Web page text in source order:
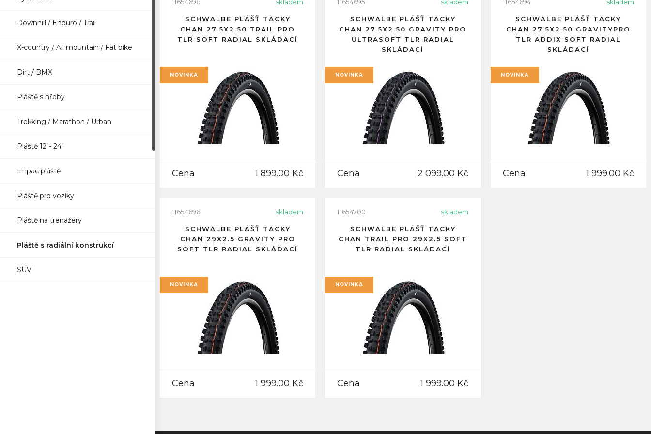
Downhill / Enduro / Trail
X-country / All mountain / Fat bike
Dirt / BMX
Pláště s hřeby
Trekking / Marathon / Urban
Pláště 12"- 24"
Impac pláště
Pláště pro vozíky
Pláště na trenažery
Pláště s radiální konstrukcí
SUV
11654698 skladem
SCHWALBE PLÁŠŤ TACKY
CHAN 27.5X2.50 TRAIL PRO
TLR SOFT RADIAL SKLÁDACÍ
NOVINKA
Cena 1 899.00 Kč
11654695 skladem
SCHWALBE PLÁŠŤ TACKY
CHAN 27.5X2.50 GRAVITY PRO
ULTRASOFT TLR RADIAL
SKLÁDACÍ
NOVINKA
Cena 2 099.00 Kč
11654694 skladem
SCHWALBE PLÁŠŤ TACKY
CHAN 27.5X2.50 GRAVITYPRO
TLR ADDIX SOFT RADIAL
SKLÁDACÍ
NOVINKA
Cena 1 999.00 Kč
11654696 skladem
SCHWALBE PLÁŠŤ TACKY
CHAN 29X2.5 GRAVITY PRO
SOFT TLR RADIAL SKLÁDACÍ
NOVINKA
Cena 1 999.00 Kč
11654700 skladem
SCHWALBE PLÁŠŤ TACKY
CHAN TRAIL PRO 29X2.5 SOFT
TLR RADIAL SKLÁDACÍ
NOVINKA
Cena 1 999.00 Kč